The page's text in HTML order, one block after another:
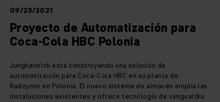
09/23/2021
Proyecto de Automatización para
Coca-Cola HBC Polonia
Jungheinrich está construyendo una solución de
automatización para Coca-Cola HBC en su planta de
Radzymin en Polonia. El nuevo sistema de almacén amplía las
instalaciones existentes y ofrece tecnología de vanguardia.